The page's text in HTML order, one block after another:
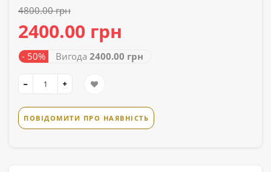
4800.00 грн
2400.00 грн
- 50% Вигода 2400.00 грн
ПОВІДОМИТИ ПРО НАЯВНІСТЬ